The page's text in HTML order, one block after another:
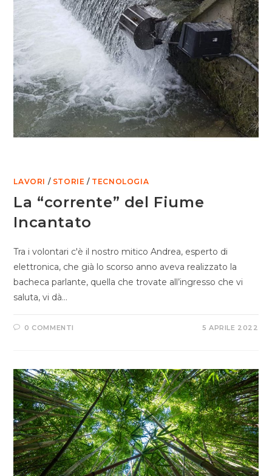
LAVORI / STORIE / TECNOLOGIA
La “corrente” del Fiume
Incantato
Tra i volontari c'è il nostro mitico Andrea, esperto di
elettronica, che già lo scorso anno aveva realizzato la
bacheca parlante, quella che trovate all’ingresso che vi
saluta, vi dà…
0 COMMENTI 5 APRILE 2022